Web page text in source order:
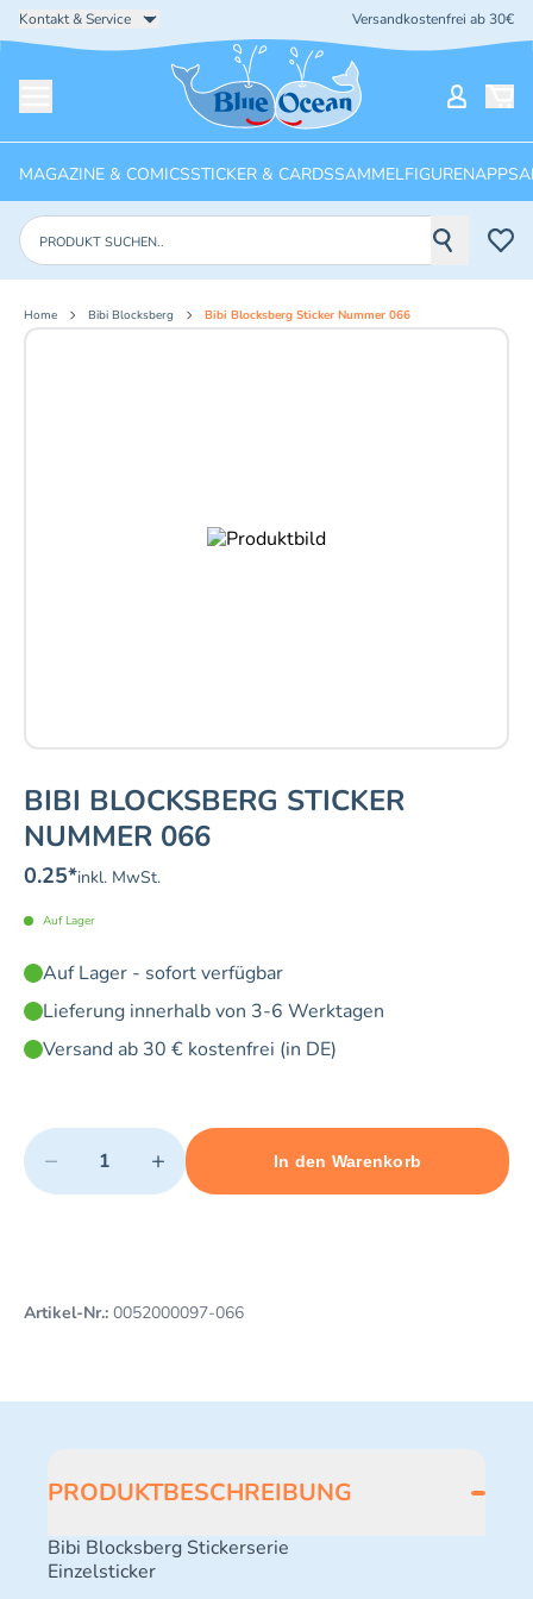
Kontakt & Service Versandkostenfrei ab 30€
Startseite
MAGAZINE & COMICSSTICKER & CARDSSAMMELFIGURENAPPS
Produkte suchen
Home Bibi Blocksberg Bibi Blocksberg Sticker Nummer 066
BIBI BLOCKSBERG STICKER
NUMMER 066
0.25*inkl. MwSt.
Auf Lager
Auf Lager - sofort verfügbar
Lieferung innerhalb von 3-6 Werktagen
Versand ab 30 € kostenfrei (in DE)
Quantity
− +
Minimum quantity: 1 Maximum quantity: 40
In den Warenkorb
Add 1 item to cart
Artikel-Nr.: 0052000097-066
PRODUKTBESCHREIBUNG
Bibi Blocksberg Stickerserie
Einzelsticker